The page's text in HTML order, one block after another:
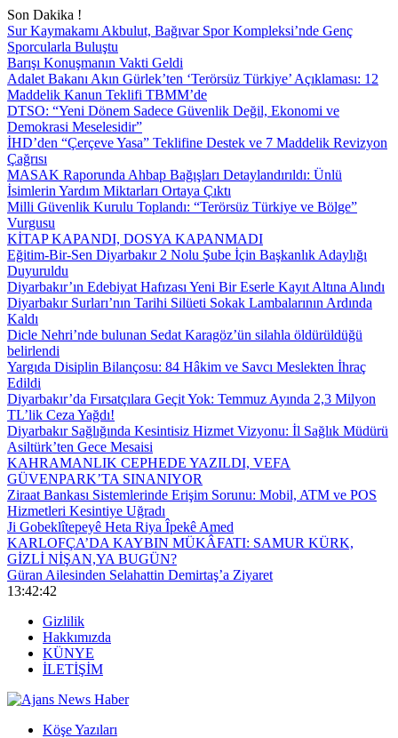
Son Dakika !
Sur Kaymakamı Akbulut, Bağıvar Spor Kompleksi’nde Genç
Sporcularla Buluştu
Barışı Konuşmanın Vakti Geldi
Adalet Bakanı Akın Gürlek’ten ‘Terörsüz Türkiye’ Açıklaması: 12
Maddelik Kanun Teklifi TBMM’de
DTSO: “Yeni Dönem Sadece Güvenlik Değil, Ekonomi ve
Demokrasi Meselesidir”
İHD’den “Çerçeve Yasa” Teklifine Destek ve 7 Maddelik Revizyon
Çağrısı
MASAK Raporunda Ahbap Bağışları Detaylandırıldı: Ünlü
İsimlerin Yardım Miktarları Ortaya Çıktı
Milli Güvenlik Kurulu Toplandı: “Terörsüz Türkiye ve Bölge”
Vurgusu
KİTAP KAPANDI, DOSYA KAPANMADI
Eğitim-Bir-Sen Diyarbakır 2 Nolu Şube İçin Başkanlık Adaylığı
Duyuruldu
Diyarbakır’ın Edebiyat Hafızası Yeni Bir Eserle Kayıt Altına Alındı
Diyarbakır Surları’nın Tarihi Silüeti Sokak Lambalarının Ardında
Kaldı
Dicle Nehri’nde bulunan Sedat Karagöz’ün silahla öldürüldüğü
belirlendi
Yargıda Disiplin Bilançosu: 84 Hâkim ve Savcı Meslekten İhraç
Edildi
Diyarbakır’da Fırsatçılara Geçit Yok: Temmuz Ayında 2,3 Milyon
TL’lik Ceza Yağdı!
Diyarbakır Sağlığında Kesintisiz Hizmet Vizyonu: İl Sağlık Müdürü
Asiltürk’ten Gece Mesaisi
KAHRAMANLIK CEPHEDE YAZILDI, VEFA
GÜVENPARK’TA SINANIYOR
Ziraat Bankası Sistemlerinde Erişim Sorunu: Mobil, ATM ve POS
Hizmetleri Kesintiye Uğradı
Ji Gobeklîtepeyê Heta Riya Îpekê Amed
KARLOFÇA’DA KAYBIN MÜKÂFATI: SAMUR KÜRK,
GİZLİ NİŞAN,YA BUGÜN?
Güran Ailesinden Selahattin Demirtaş’a Ziyaret
13:42:43
Gizlilik
Hakkımızda
KÜNYE
İLETİŞİM
Köşe Yazıları